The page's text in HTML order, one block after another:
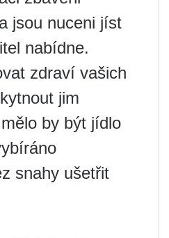
jsou nuceni jíst
nabídne.
zdraví vašich
jim
by být jídlo
snahy ušetřit